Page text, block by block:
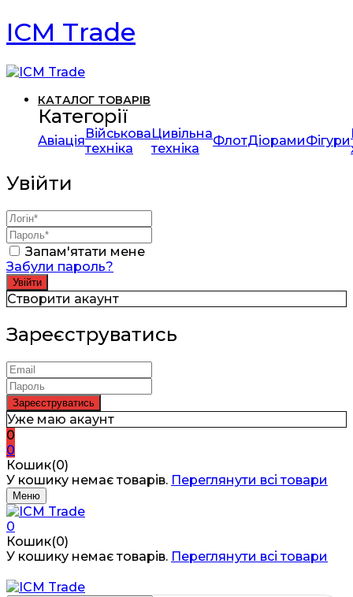
ICM Trade
КАТАЛОГ ТОВАРІВ
Категорії
АвіаціяВійськова
техніка
Цивільна
техніка
ФлотДіорамиФігури
Увійти
Запам'ятати мене
Забули пароль?
Створити акаунт
Зареєструватись
Уже маю акаунт
0
0
Кошик(0)
У кошику немає товарів. Переглянути всі товари
Меню
0
Кошик(0)
У кошику немає товарів. Переглянути всі товари